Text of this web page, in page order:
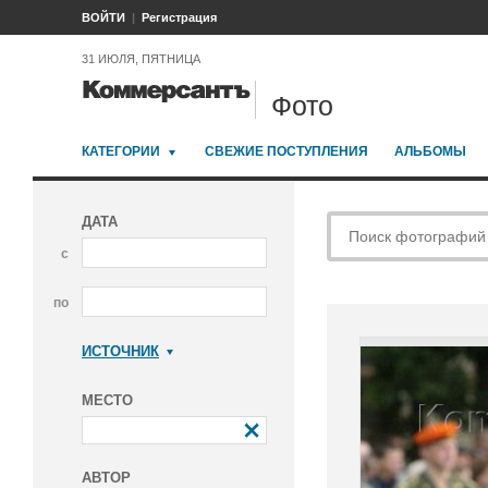
ВОЙТИ Регистрация
31 ИЮЛЯ, ПЯТНИЦА
Фото
КАТЕГОРИИ СВЕЖИЕ ПОСТУПЛЕНИЯ АЛЬБОМЫ
ДАТА
с
по
ИСТОЧНИК
МЕСТО
АВТОР